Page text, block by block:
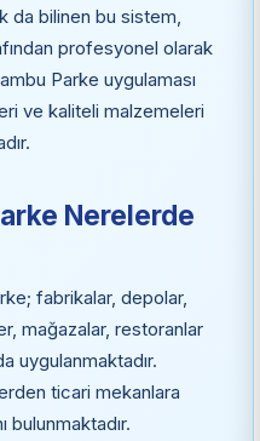
da bilinen bu sistem,
profesyonel olarak
Parke uygulaması
ve kaliteli malzemeleri
Nerelerde
fabrikalar, depolar,
mağazalar, restoranlar
uygulanmaktadır.
ticari mekanlara
bulunmaktadır.